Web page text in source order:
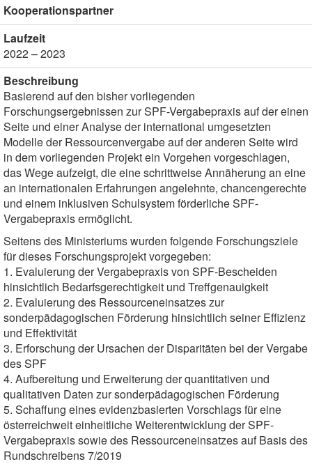
Kooperationspartner
Laufzeit
2022 – 2023
Beschreibung
Basierend auf den bisher vorliegenden
Forschungsergebnissen zur SPF-Vergabepraxis auf der einen
Seite und einer Analyse der international umgesetzten
Modelle der Ressourcenvergabe auf der anderen Seite wird
in dem vorliegenden Projekt ein Vorgehen vorgeschlagen,
das Wege aufzeigt, die eine schrittweise Annäherung an eine
an internationalen Erfahrungen angelehnte, chancengerechte
und einem inklusiven Schulsystem förderliche SPF-
Vergabepraxis ermöglicht.
Seitens des Ministeriums wurden folgende Forschungsziele
für dieses Forschungsprojekt vorgegeben:
1. Evaluierung der Vergabepraxis von SPF-Bescheiden
hinsichtlich Bedarfsgerechtigkeit und Treffgenauigkeit
2. Evaluierung des Ressourceneinsatzes zur
sonderpädagogischen Förderung hinsichtlich seiner Effizienz
und Effektivität
3. Erforschung der Ursachen der Disparitäten bei der Vergabe
des SPF
4. Aufbereitung und Erweiterung der quantitativen und
qualitativen Daten zur sonderpädagogischen Förderung
5. Schaffung eines evidenzbasierten Vorschlags für eine
österreichweit einheitliche Weiterentwicklung der SPF-
Vergabepraxis sowie des Ressourceneinsatzes auf Basis des
Rundschreibens 7/2019